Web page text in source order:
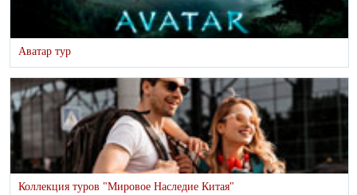
Аватар тур
Коллекция туров "Мировое Наследие Китая"